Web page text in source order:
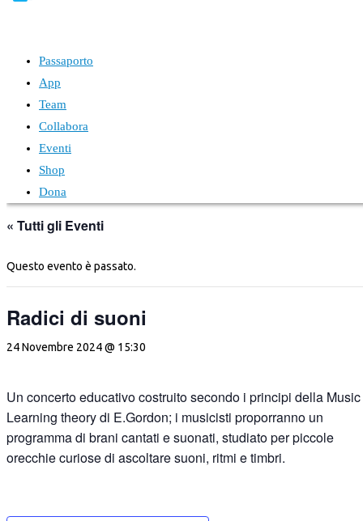
Passaporto
App
Team
Collabora
Eventi
Shop
Dona
« Tutti gli Eventi
Questo evento è passato.
Radici di suoni
24 Novembre 2024 @ 15:30
Un concerto educativo costruito secondo i principi della Music
Learning theory di E.Gordon; i musicisti proporranno un
programma di brani cantati e suonati, studiato per piccole
orecchie curiose di ascoltare suoni, ritmi e timbri.